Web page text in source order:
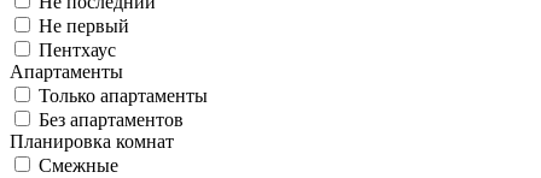
Не первый
Пентхаус
Апартаменты
Только апартаменты
Без апартаментов
Планировка комнат
Смежные